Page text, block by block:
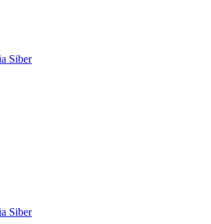
Siber
Siber